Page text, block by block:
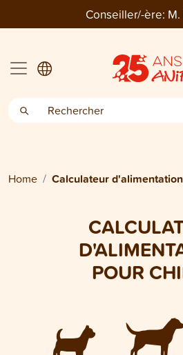
Conseiller/-ère:
Home Calculateur
POUR